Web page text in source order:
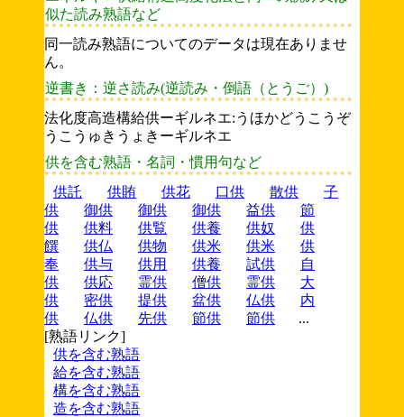
似た読み熟語など
同一読み熟語についてのデータは現在ありませ
ん。
逆書き：逆さ読み(逆読み・倒語（とうご）)
法化度高造構給供ーギルネエ:うほかどうこうぞ
うこうゅきうょきーギルネエ
供を含む熟語・名詞・慣用句など
供託
供賄 供花 口供 散供
子
供
御供 御供 御供 益供
節
供
供料 供覧 供養 供奴
供
饌
供仏 供物 供米 供米
供
奉
供与 供用 供養 試供
自
供
供応 霊供 僧供 霊供
大
供
密供 提供 盆供 仏供
内
供
仏供 先供 節供 節供
...
[熟語リンク]
供を含む熟語
給を含む熟語
構を含む熟語
造を含む熟語